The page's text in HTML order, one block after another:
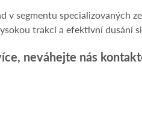
segmentu specializovaných
trakci a efektivní dusání
neváhejte nás